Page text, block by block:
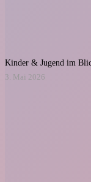
Kinder & Jugend im
3. Mai 2026